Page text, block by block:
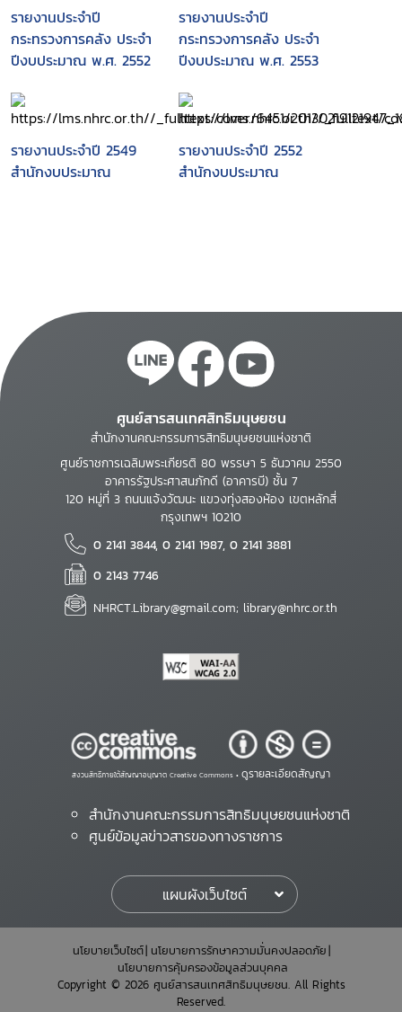
รายงานประจำปี
กระทรวงการคลัง ประจำ
ปีงบประมาณ พ.ศ. 2552
รายงานประจำปี
กระทรวงการคลัง ประจำ
ปีงบประมาณ พ.ศ. 2553
รายงานประจำปี 2549
สำนักงบประมาณ
รายงานประจำปี 2552
สำนักงบประมาณ
ศูนย์สารสนเทศสิทธิมนุษยชน
สำนักงานคณะกรรมการสิทธิมนุษยชนแห่งชาติ
ศูนย์ราชการเฉลิมพระเกียรติ 80 พรรษา 5 ธันวาคม 2550
อาคารรัฐประศาสนภักดี (อาคารบี) ชั้น 7
120 หมู่ที่ 3 ถนนแจ้งวัฒนะ แขวงทุ่งสองห้อง เขตหลักสี่
กรุงเทพฯ 10210
0 2141 3844, 0 2141 1987, 0 2141 3881
0 2143 7746
NHRCT.Library@gmail.com; library@nhrc.or.th
สงวนสิทธิ์ภายใต้สัญญาอนุญาต Creative Commons • ดูรายละเอียดสัญญา
สำนักงานคณะกรรมการสิทธิมนุษยชนแห่งชาติ
ศูนย์ข้อมูลข่าวสารของทางราชการ
แผนผังเว็บไซต์
นโยบายเว็บไซต์ นโยบายการรักษาความมั่นคงปลอดภัย
นโยบายการคุ้มครองข้อมูลส่วนบุคคล
Copyright © 2026 ศูนย์สารสนเทศสิทธิมนุษยชน. All Rights
Reserved.